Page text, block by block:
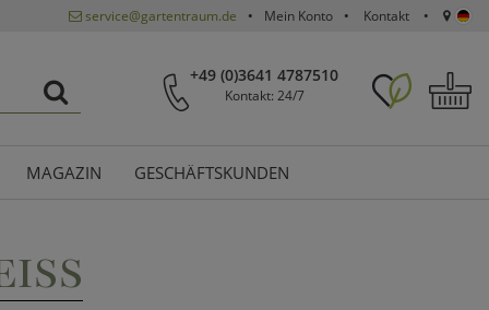
service@gartentraum.de Mein Konto Kontakt
+49 (0)3641 4787510
Kontakt: 24/7
MAGAZIN GESCHÄFTSKUNDEN